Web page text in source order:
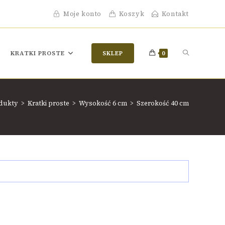
Moje konto Koszyk Kontakt
KRATKI PROSTE SKLEP 0
> Kratki proste > Wysokość 6 cm > Szerokość 40 cm